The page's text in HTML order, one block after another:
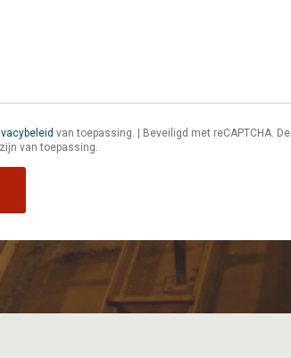
van toepassing. | Beveiligd met reCAPTCHA. De
van toepassing.